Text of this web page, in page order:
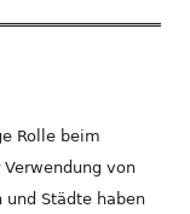
Rolle beim
von
und Städte haben